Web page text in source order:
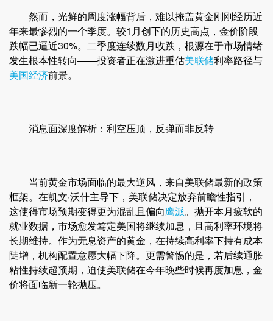
然而，光鲜的周度涨幅背后，难以掩盖黄金刚刚经历近
年来最惨烈的一个季度。较1月创下的历史高点，金价阶段
跌幅已逼近30%。二季度连续数月收跌，根源在于市场情绪
发生根本性转向——投资者正在激进重估美联储利率路径与
美国经济前景。
消息面深度解析：利空压顶，反弹而非反转
当前黄金市场面临的最大逆风，来自美联储最新的政策
框架。在凯文·沃什主导下，美联储决定放弃前瞻性指引，
这使得市场预期变得更为混乱且偏向鹰派。抛开本月疲软的
就业数据，市场愈发笃定美国将继续加息，且高利率环境将
长期维持。作为无息资产的黄金，在持续高利率下持有成本
陡增，机构配置意愿大幅下降。更需警惕的是，若后续通胀
粘性持续超预期，迫使美联储在今年晚些时候再度加息，金
价将面临新一轮抛压。